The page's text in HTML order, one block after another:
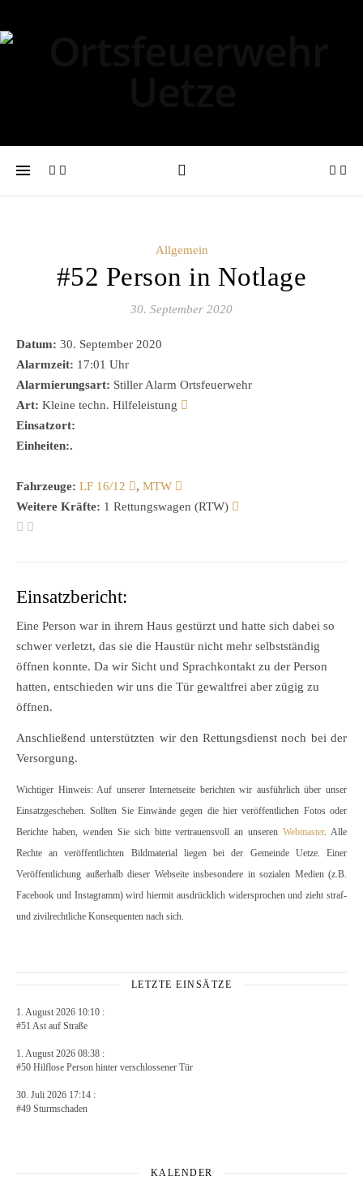
Allgemein
#52 Person in Notlage
30. September 2020
Datum: 30. September 2020
Alarmzeit: 17:01 Uhr
Alarmierungsart: Stiller Alarm Ortsfeuerwehr
Art: Kleine techn. Hilfeleistung
Einsatzort:
Einheiten:.
Fahrzeuge: LF 16/12 , MTW
Weitere Kräfte: 1 Rettungswagen (RTW)
Einsatzbericht:
Eine Person war in ihrem Haus gestürzt und hatte sich dabei so
schwer verletzt, das sie die Haustür nicht mehr selbstständig
öffnen konnte. Da wir Sicht und Sprachkontakt zu der Person
hatten, entschieden wir uns die Tür gewaltfrei aber zügig zu
öffnen.
Anschließend unterstützten wir den Rettungsdienst noch bei der
Versorgung.
Wichtiger Hinweis: Auf unserer Internetseite berichten wir ausführlich über unser
Einsatzgeschehen. Sollten Sie Einwände gegen die hier veröffentlichen Fotos oder
Berichte haben, wenden Sie sich bitte vertrauensvoll an unserenWebmaster. Alle
Rechte an veröffentlichten Bildmaterial liegen bei der Gemeinde Uetze. Einer
Veröffentlichung außerhalb dieser Webseite insbesondere in sozialen Medien (z.B.
Facebook und Instagramm) wird hiermit ausdrücklich widersprochen und zieht straf-
und zivilrechtliche Konsequenten nach sich.
LETZTE EINSÄTZE
1. August 2026 10:10 :
#51 Ast auf Straße
1. August 2026 08:38 :
#50 Hilflose Person hinter verschlossener Tür
30. Juli 2026 17:14 :
#49 Sturmschaden
KALENDER